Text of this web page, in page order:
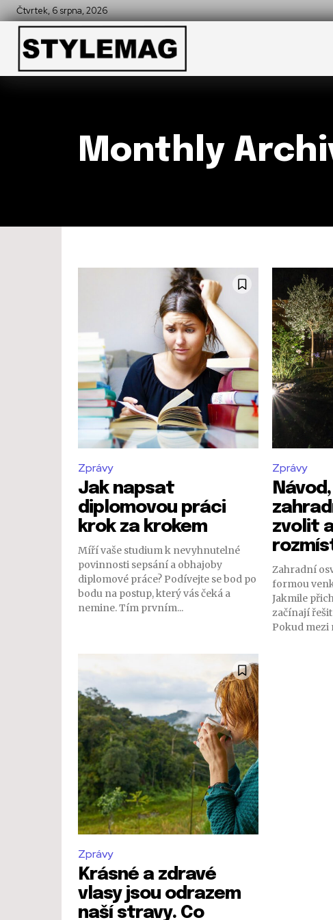
Čtvrtek, 6 srpna, 2026
Monthly
Zprávy
Jak napsat
diplomovou práci
krok za krokem
Míří vaše studium k nevyhnutelné
povinnosti sepsání a obhajoby
diplomové práce? Podívejte se bod po
bodu na postup, který vás čeká a
nemine. Tím prvním...
Zprávy
zvolit
Zahradní
formou
Jakmile
začínají
Pokud mezi
Zprávy
Krásné a zdravé
vlasy jsou odrazem
naší stravy. Co